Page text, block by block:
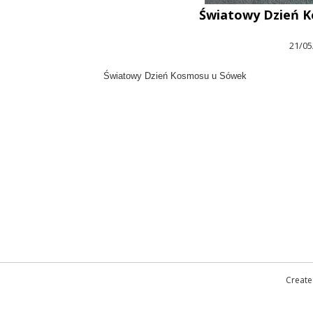
21/
Światowy Dzień Kosmosu u Sówek
Światowy Dzień